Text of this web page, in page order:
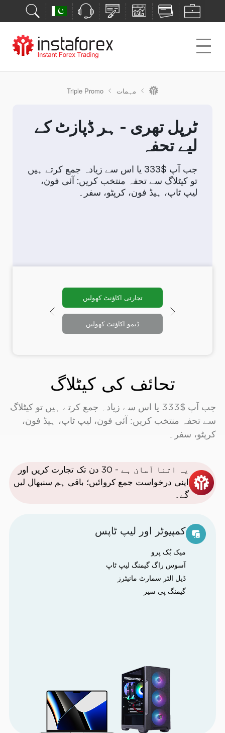
مہمات Triple Promo
ٹرپل تھری - ہر ڈپازٹ کے
لیے تحفہ
جب آپ $333 یا اس سے زیادہ جمع کرتے ہیں
تو کیٹلاگ سے تحفہ منتخب کریں: آئی فون،
لیپ ٹاپ، ہیڈ فون، کرپٹو، سفر۔
تجارتی اکاؤنٹ کھولیں
ڈیمو اکاؤنٹ کھولیں
تحائف کی کیٹلاگ
جب آپ $333 یا اس سے زیادہ جمع کرتے ہیں تو کیٹلاگ
سے تحفہ منتخب کریں: آئی فون، لیپ ٹاپ، ہیڈ فون،
کرپٹو، سفر۔
یہ اتنا آسان ہے - 30 دن تک تجارت کریں اور
اپنی درخواست جمع کروائیں؛ باقی ہم سنبھال لیں
گے۔
کمپیوٹر اور لیپ ٹاپس
میک بُک پرو
آسوس راگ گیمنگ لیپ ٹاپ
ڈیل الٹر سمارٹ مانیٹرز
گیمنگ پی سیز